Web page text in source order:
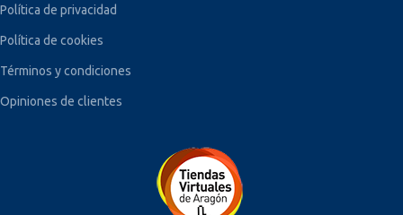
Política de privacidad
Política de cookies
Términos y condiciones
Opiniones de clientes